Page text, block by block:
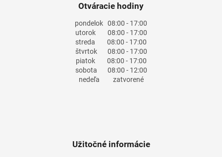
Otváracie hodiny
pondelok 08:00 - 17:00
utorok08:00 - 17:00
streda 08:00 - 17:00
štvrtok08:00 - 17:00
piatok08:00 - 17:00
sobota 08:00 - 12:00
nedeľa zatvorené
Užitočné informácie